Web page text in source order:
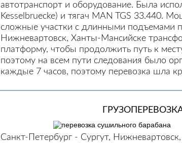
автотранспорт и оборудование. Была
Kesselbruecke) и тягач MAN TGS 33.440.
сложные участки с длинными подъемами
Нижневартовск, Ханты-Мансийске
платформу, чтобы продолжить путь к
поэтому на всем пути следования было
каждые 7 часов, поэтому перевозка шла
Санкт-Петербург - Сургут,